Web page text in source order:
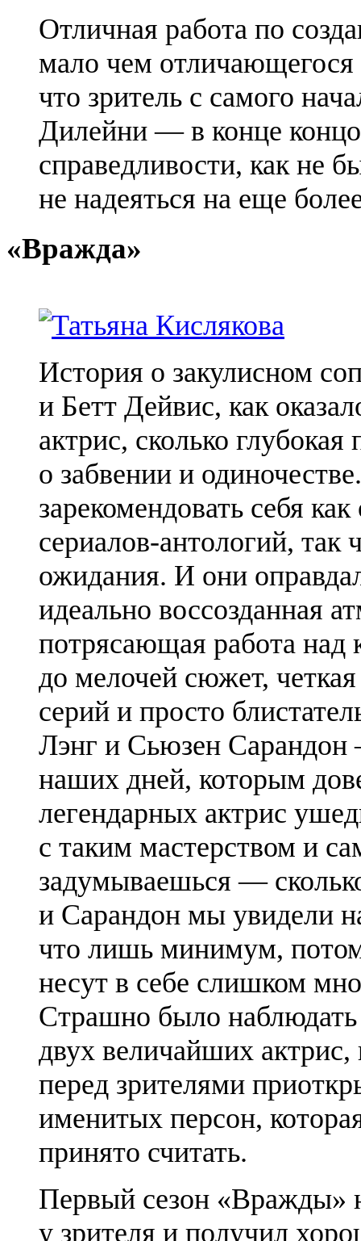
Отличная работа по
мало чем отличающегося
что зритель с самого
Дилейни — в конце
справедливости, как не
не надеяться на еще
«Вражда»
История о закулисном
и Бетт Дейвис, как
актрис, сколько
о забвении и
зарекомендовать себя
сериалов-антологий,
ожидания. И они
идеально воссозданная
потрясающая работа
до мелочей сюжет,
серий и просто
Лэнг и Сьюзен Сарандон
наших дней, которым
легендарных актрис
с таким мастерством и
задумываешься —
и Сарандон мы увидели
что лишь минимум,
несут в себе слишком
Страшно было наблюдать
двух величайших
перед зрителями
именитых персон,
принято считать.
Первый сезон «Вражды»
у зрителя и получил